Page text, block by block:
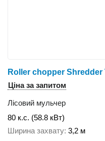
Ціна за запитом
Лісовий мульчер
80 к.с. (58.8 кВт)
Ширина захвату 3,2 м